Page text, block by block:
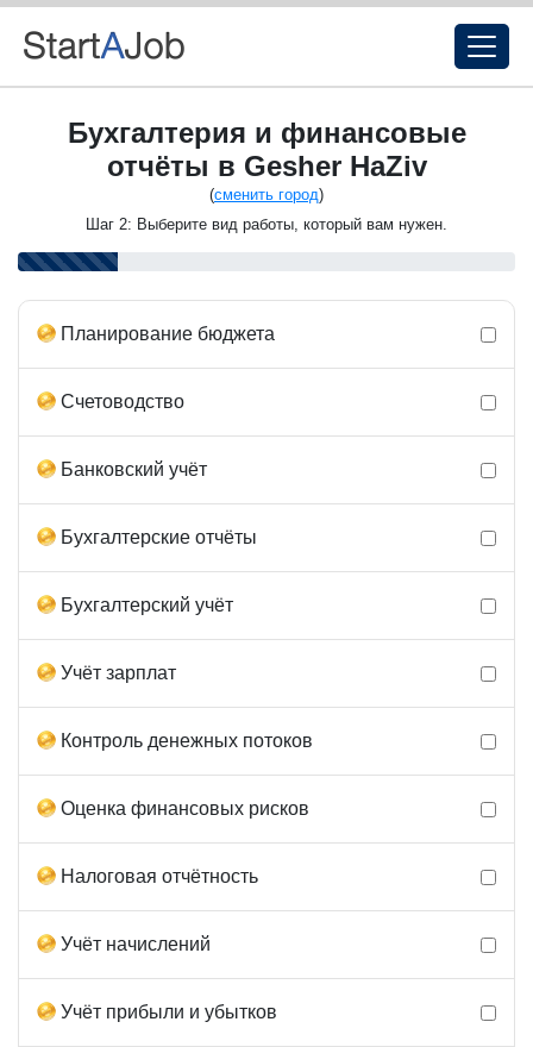
Бухгалтерия и финансовые
отчёты в Gesher HaZiv
(сменить город)
Шаг 2: Выберите вид работы, который вам нужен.
Планирование бюджета
Счетоводство
Банковский учёт
Бухгалтерские отчёты
Бухгалтерский учёт
Учёт зарплат
Контроль денежных потоков
Оценка финансовых рисков
Налоговая отчётность
Учёт начислений
Учёт прибыли и убытков